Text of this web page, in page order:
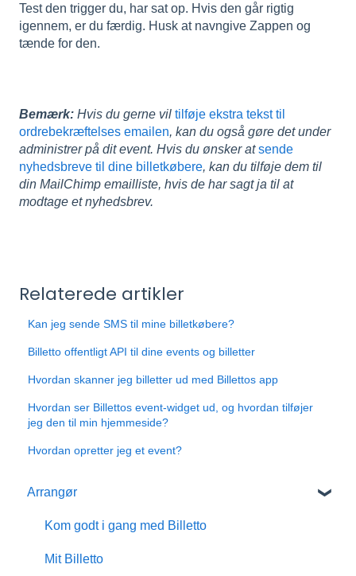
Test den trigger du, har sat op. Hvis den går rigtig
igennem, er du færdig. Husk at navngive Zappen og
tænde for den.
Bemærk: Hvis du gerne vil tilføje ekstra tekst til
ordrebekræftelses emailen, kan du også gøre det under
administrer på dit event. Hvis du ønsker atsende
nyhedsbreve til dine billetkøbere, kan du tilføje dem til
din MailChimp emailliste, hvis de har sagt ja til at
modtage et nyhedsbrev.
Relaterede artikler
Kan jeg sende SMS til mine billetkøbere?
Billetto offentligt API til dine events og billetter
Hvordan skanner jeg billetter ud med Billettos app
Hvordan ser Billettos event-widget ud, og hvordan tilføjer
jeg den til min hjemmeside?
Hvordan opretter jeg et event?
Arrangør
Kom godt i gang med Billetto
Mit Billetto